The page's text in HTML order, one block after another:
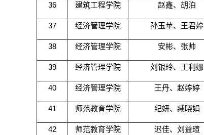
36 建筑工程学院 赵鑫、胡泊
37 经济管理学院 孙玉苹、王君婷
38 经济管理学院 安彬、张帅
39 经济管理学院 刘银玲、王利娜
40 经济管理学院 王丹、赵婷婷
41 师范教育学院 纪妍、臧晓娟
42 师范教育学院 迟佳、刘益瑄